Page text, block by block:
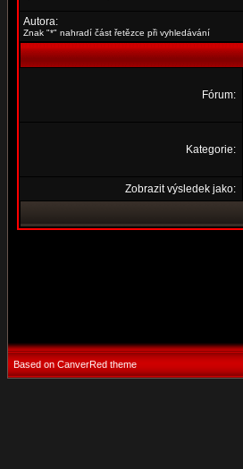
Autora:
Znak "*" nahradí část řetězce při vyhledávání
Fórum:
Kategorie:
Zobrazit výsledek jako:
Based on CanverRed theme